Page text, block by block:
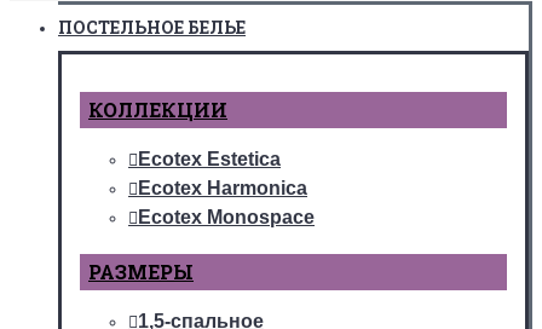
ПОСТЕЛЬНОЕ БЕЛЬЕ
КОЛЛЕКЦИИ
Ecotex Estetica
Ecotex Harmonica
Ecotex Monospace
РАЗМЕРЫ
1,5-спальное